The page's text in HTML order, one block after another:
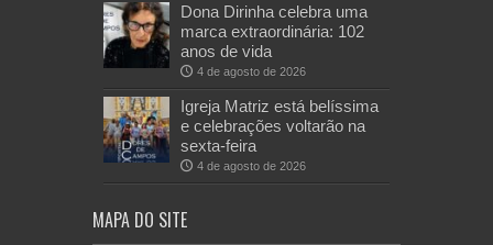
Dona Dirinha celebra uma
marca extraordinária: 102
anos de vida
4 de agosto de 2026
Igreja Matriz está belíssima
e celebrações voltarão na
sexta-feira
4 de agosto de 2026
MAPA DO SITE